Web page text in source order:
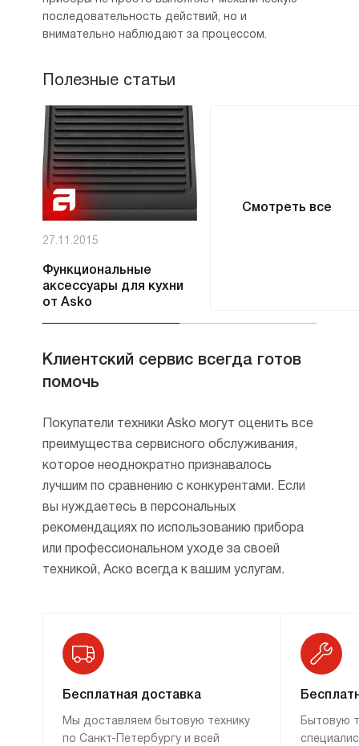
последовательность действий, но и
внимательно наблюдают за процессом.
Полезные статьи
27.11.2015
Функциональные
аксессуары для кухни
от Asko
Смотреть все
Клиентский сервис всегда готов
помочь
Покупатели техники Asko могут оценить все
преимущества сервисного обслуживания,
которое неоднократно признавалось
лучшим по сравнению с конкурентами. Если
вы нуждаетесь в персональных
рекомендациях по использованию прибора
или профессиональном уходе за своей
техникой, Аско всегда к вашим услугам.
Бесплатная доставка
Мы доставляем бытовую технику
по Санкт-Петербургу и всей
Бытовую